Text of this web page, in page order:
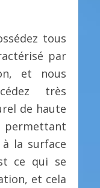
tous
par
et nous
très
de haute
la surface
ce qui se
et cela